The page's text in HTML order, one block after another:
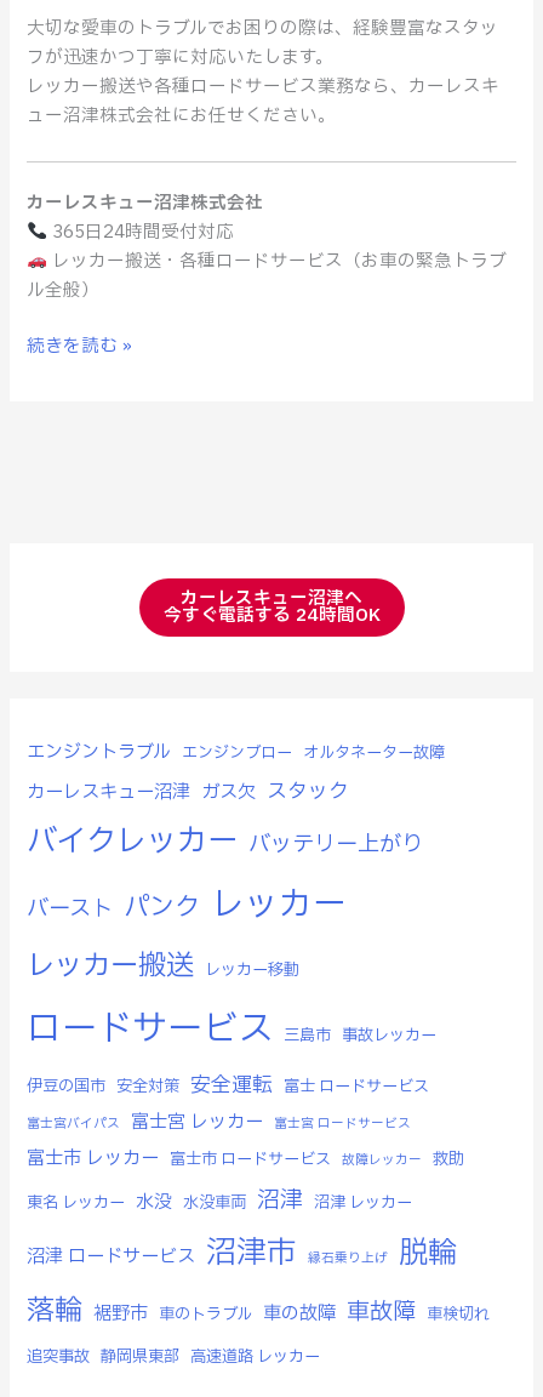
大切な愛車のトラブルでお困りの際は、経験豊富なスタッ
フが迅速かつ丁寧に対応いたします。
レッカー搬送や各種ロードサービス業務なら、カーレスキ
ュー沼津株式会社にお任せください。
カーレスキュー沼津株式会社
365日24時間受付対応
レッカー搬送・各種ロードサービス（お車の緊急トラブ
ル全般）
続きを読む »
カーレスキュー沼津へ
今すぐ電話する 24時間OK
エンジントラブル エンジンブロー オルタネーター故障
カーレスキュー沼津 ガス欠 スタック
バイクレッカー バッテリー上がり
バースト パンク レッカー
レッカー搬送 レッカー移動
ロードサービス 三島市 事故レッカー
伊豆の国市 安全対策 安全運転 富士 ロードサービス
富士宮バイパス 富士宮 レッカー 富士宮 ロードサービス
富士市 レッカー 富士市 ロードサービス 故障レッカー
救助
東名 レッカー 水没 水没車両 沼津 沼津 レッカー
沼津 ロードサービス 沼津市 縁石乗り上げ 脱輪
落輪 裾野市 車のトラブル 車の故障 車故障 車検切れ
追突事故 静岡県東部 高速道路 レッカー